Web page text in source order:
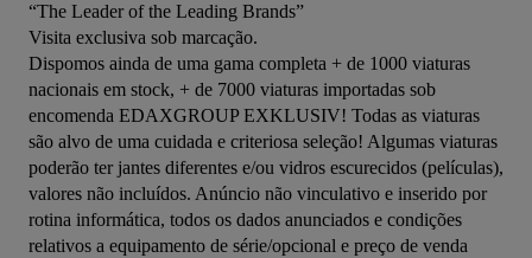
“The Leader of the Leading Brands”
Visita exclusiva sob marcação.
Dispomos ainda de uma gama completa + de 1000 viaturas
nacionais em stock, + de 7000 viaturas importadas sob
encomenda EDAXGROUP EXKLUSIV! Todas as viaturas
são alvo de uma cuidada e criteriosa seleção! Algumas viaturas
poderão ter jantes diferentes e/ou vidros escurecidos (películas),
valores não incluídos. Anúncio não vinculativo e inserido por
rotina informática, todos os dados anunciados e condições
relativos a equipamento de série/opcional e preço de venda